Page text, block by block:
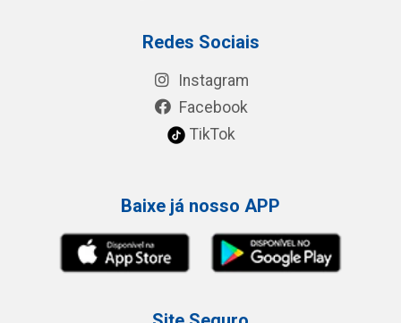
Redes Sociais
Instagram
Facebook
TikTok
Baixe já nosso APP